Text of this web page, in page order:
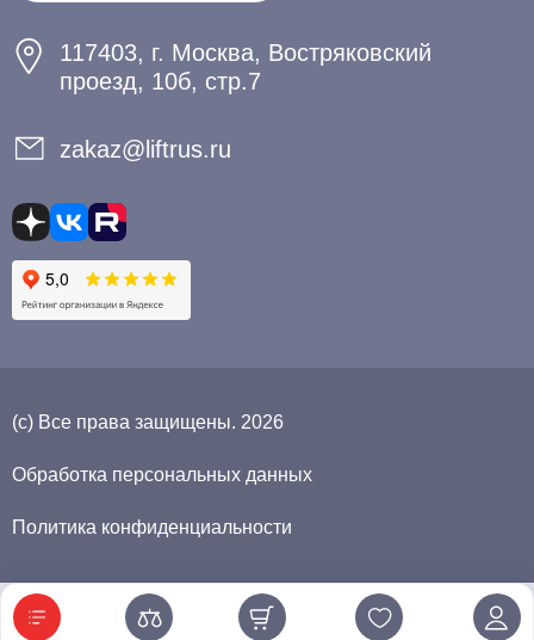
117403, г. Москва, Востряковский
проезд, 10б, стр.7
zakaz@liftrus.ru
(с) Все права защищены. 2026
Обработка персональных данных
Политика конфиденциальности